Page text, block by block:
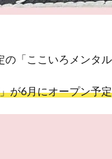
の「ここいろメンタ
が6月にオープン予定